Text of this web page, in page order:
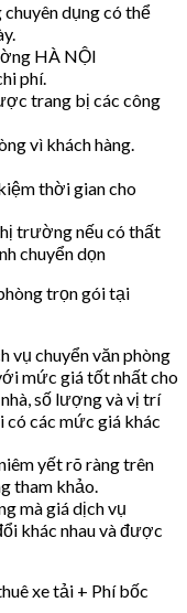
dụng có thể
HÀ NỘI
phí.
trang bị các công
vì khách hàng.
thời gian cho
trường nếu có thất
chuyển dọn
trọn gói tại
vụ chuyển văn phòng
mức giá tốt nhất cho
số lượng và vị trí
có các mức giá khác
yết rõ ràng trên
tham khảo.
mà giá dịch vụ
khác nhau và được
xe tải + Phí bốc